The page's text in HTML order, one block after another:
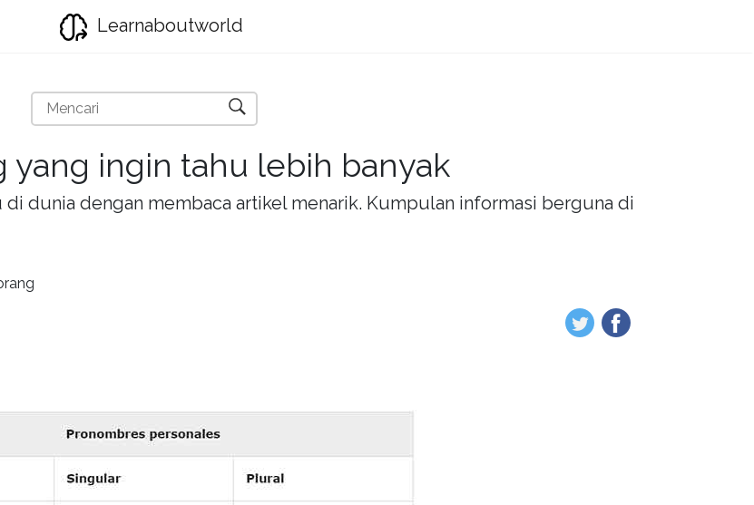
Learnaboutworld
yang ingin tahu lebih banyak
dunia dengan membaca artikel menarik. Kumpulan informasi berguna di